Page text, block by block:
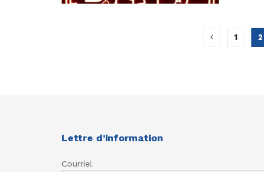
1 2
Lettre d’information
Courriel